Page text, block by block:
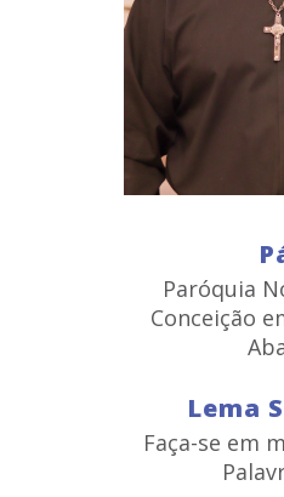
Paróquia
Conceição
Lema
Faça-se em